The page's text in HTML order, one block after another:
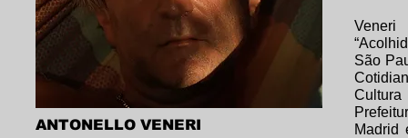
ANTONELLO VENERI
São
Madrid